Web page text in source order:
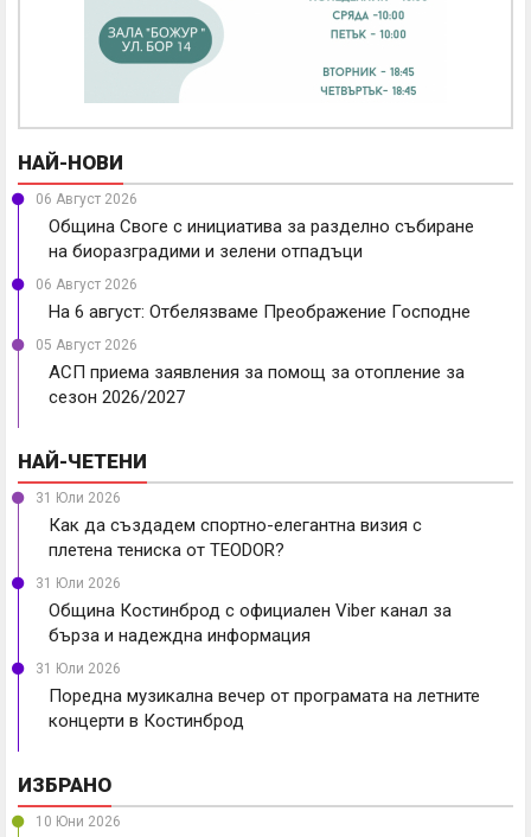
НАЙ-НОВИ
06 Август 2026
Община Своге с инициатива за разделно събиране
на биоразградими и зелени отпадъци
06 Август 2026
На 6 август: Отбелязваме Преображение Господне
05 Август 2026
АСП приема заявления за помощ за отопление за
сезон 2026/2027
НАЙ-ЧЕТЕНИ
31 Юли 2026
Как да създадем спортно-елегантна визия с
плетена тениска от TEODOR?
31 Юли 2026
Община Костинброд с официален Viber канал за
бърза и надеждна информация
31 Юли 2026
Поредна музикална вечер от програмата на летните
концерти в Костинброд
ИЗБРАНО
10 Юни 2026